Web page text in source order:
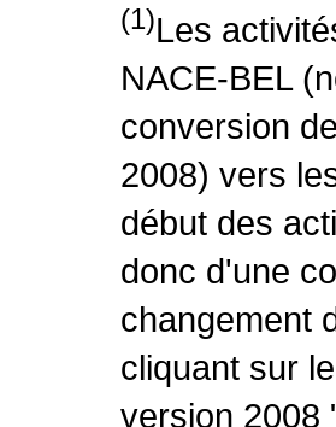
(1)Les
NACE-BEL
conversion
2008) vers
début des
donc d'une
changement
cliquant sur
version 2008